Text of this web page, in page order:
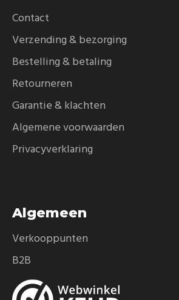
Contact
Verzending & bezorging
Bestelling & betaling
Retourneren
Garantie & klachten
Algemene voorwaarden
Privacyverklaring
Algemeen
Verkooppunten
B2B